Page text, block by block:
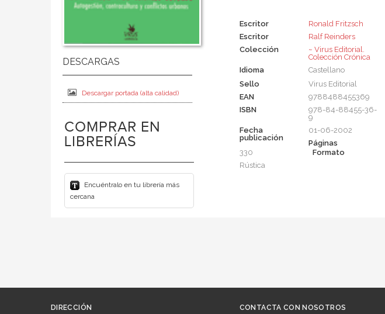
Descargar portada (alta calidad)
COMPRAR EN
LIBRERÍAS
Encuéntralo en tu librería más
cercana
Escritor
Ronald Fritzsch
Escritor
Ralf Reinders
Colección
~ Virus Editorial.
Colección Crónica
Idioma
Castellano
Sello
Virus Editorial
EAN
9788488455369
ISBN
978-84-88455-36-
9
Fecha
publicación
01-06-2002
Páginas
330
Formato
Rústica
DIRECCIÓN CONTACTA CON NOSOTROS